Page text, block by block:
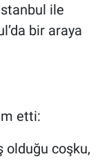
ile
bir araya
etti:
olduğu coşku,